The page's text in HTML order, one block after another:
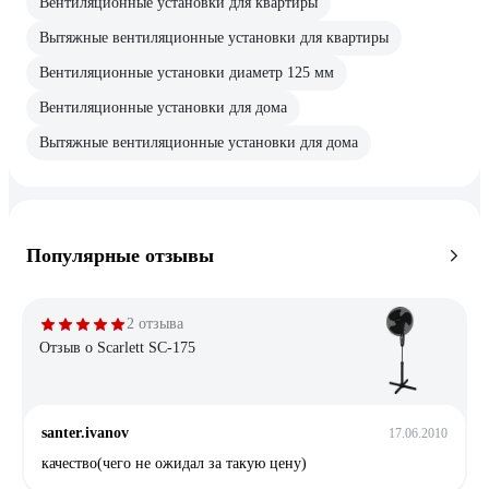
Вытяжные вентиляционные установки для квартиры
Вентиляционные установки диаметр 125 мм
Вентиляционные установки для дома
Вытяжные вентиляционные установки для дома
Популярные отзывы
2 отзыва
Отзыв о Scarlett SC-175
santer.ivanov 17.06.2010
качество(чего не ожидал за такую цену)